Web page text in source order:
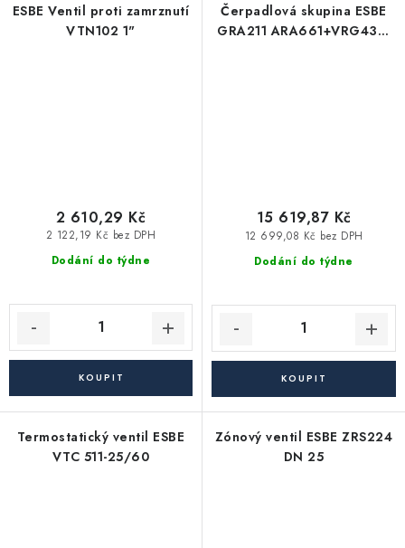
ESBE Ventil proti zamrznutí
VTN102 1"
Dodání do týdne
2 122,19 Kč bez DPH
2 610,29 Kč
Čerpadlová skupina ESBE
GRA211 ARA661+VRG432-
Dodání do týdne
12 699,08 Kč bez DPH
15 619,87 Kč
Termostatický ventil ESBE
VTC 511-25/60
Zónový ventil ESBE ZRS224
DN 25